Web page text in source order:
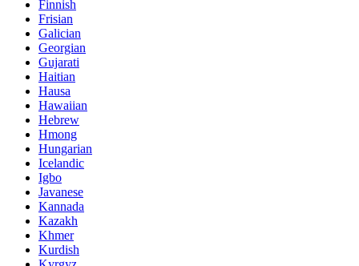
Finnish
Frisian
Galician
Georgian
Gujarati
Haitian
Hausa
Hawaiian
Hebrew
Hmong
Hungarian
Icelandic
Igbo
Javanese
Kannada
Kazakh
Khmer
Kurdish